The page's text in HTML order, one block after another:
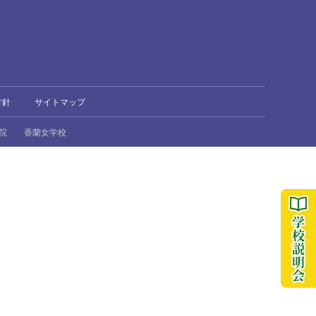
針 サイトマップ
香蘭女学校